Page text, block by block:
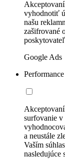
vyhodnotiť
našu
zašifrované
Google Ads
Performance
surfovanie v
a neustále
Vaším
nasledujúce